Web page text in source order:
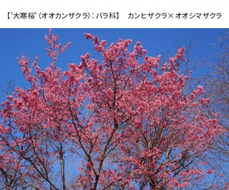
【'大寒桜'（オオカンザクラ）：バラ科】 カンヒザクラ×オオシマザクラ